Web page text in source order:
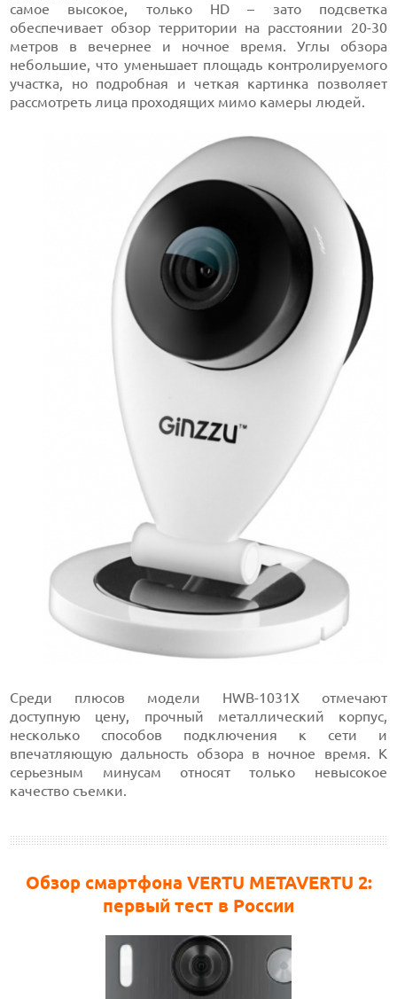
самое высокое, только HD – зато подсветка
обеспечивает обзор территории на расстоянии 20-30
метров в вечернее и ночное время. Углы обзора
небольшие, что уменьшает площадь контролируемого
участка, но подробная и четкая картинка позволяет
рассмотреть лица проходящих мимо камеры людей.
Среди плюсов модели HWB-1031X отмечают
доступную цену, прочный металлический корпус,
несколько способов подключения к сети и
впечатляющую дальность обзора в ночное время. К
серьезным минусам относят только невысокое
качество съемки.
Обзор смартфона VERTU METAVERTU 2:
первый тест в России